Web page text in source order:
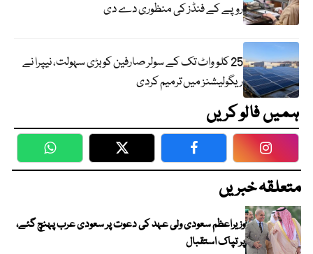
روپے کے فنڈز کی منظوری دے دی
25 کلو واٹ تک کے سولر صارفین کو بڑی سہولت، نیپرا نے
ریگولیشنز میں ترمیم کردی
ہمیں فالو کریں
WhatsApp Twitter Facebook
متعلقہ خبریں
وزیراعظم سعودی ولی عہد کی دعوت پر سعودی عرب پہنچ گئے،
پر تپاک استقبال